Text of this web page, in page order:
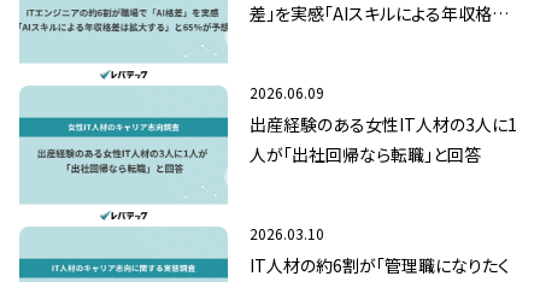
差」を実感「AIスキルによる年収格差
2026.06.09
出産経験のある女性IT人材の3人に1
人が「出社回帰なら転職」と回答
2026.03.10
IT人材の約6割が「管理職になりたく